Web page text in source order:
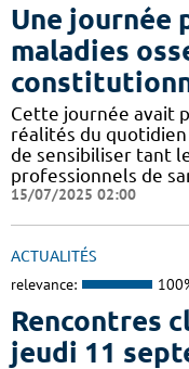
Une journée
maladies
Cette journée avait
réalités du
de sensibiliser tant
professionnels de
15/07/2025 02:00
ACTUALITÉS
relevance:
Rencontres
jeudi 11